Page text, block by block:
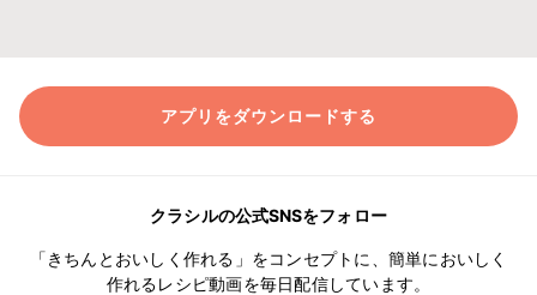
アプリをダウンロードする
クラシルの公式SNSをフォロー
「きちんとおいしく作れる」をコンセプトに、簡単においしく
作れるレシピ動画を毎日配信しています。